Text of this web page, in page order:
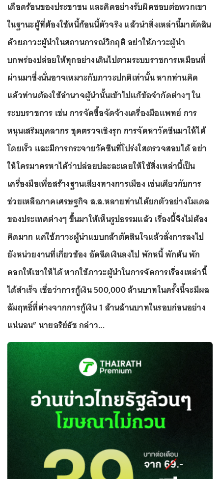
เดือดร้อนของประชาชน และคิดอย่างรับผิดชอบต่อพวกเขา
ในฐานะผู้ที่ต้องใช้หนี้ก้อนนี้ตัวจริง แล้วนำสิ่งเหล่านี้มาตัดสิน
ด้วยภาวะผู้นำในสถานการณ์วิกฤติ อย่าให้ภาวะผู้นำ
บกพร่องปล่อยให้ทุกอย่างเดินไปตามระบบราชการเหมือนที่
ผ่านมาซึ่งนั่นอาจเหมาะกับภาวะปกติเท่านั้น หากท่านคิด
แล้วท่านต้องใช้อำนาจผู้นำนั้นเข้าไปแก้ข้อจำกัดต่างๆ ใน
ระบบราชการ เช่น การจัดซื้อจัดจ้างเครื่องมือแพทย์ การ
หนุนเสริมบุคลากร ชุดตรวจเชิงรุก การจัดหาวัคซีนมาให้ได้
โดยเร็ว และมีการกระจายวัคซีนที่โปร่งใสตรวจสอบได้ อย่า
ให้ใครมาครหาได้ว่าปล่อยปละละเลยให้ใช้สิ่งเหล่านี้เป็น
เครื่องมือเพื่อสร้างฐานเสียงทางการเมือง เช่นเดียวกับการ
ช่วยเหลือภาคเศรษฐกิจ ส.ส.หลายท่านได้ยกตัวอย่างโมเดล
ของประเทศต่างๆ ขึ้นมาให้เห็นรูปธรรมแล้ว เรื่องนี้จึงไม่ต้อง
คิดมาก แค่ใช้ภาวะผู้นำแบบกล้าตัดสินใจแล้วสั่งการลงไป
ยังหน่วยงานที่เกี่ยวข้อง อัดฉีดเงินลงไป พักหนี้ พักต้น พัก
ดอกให้เขาให้ได้ หากใช้ภาวะผู้นำในการจัดการเรื่องเหล่านี้
ได้สำเร็จ เชื่อว่าการกู้เงิน 500,000 ล้านบาทในครั้งนี้จะมีผล
สัมฤทธิ์ที่ต่างจากการกู้เงิน 1 ล้านล้านบาทในรอบก่อนอย่าง
แน่นอน” นายอริย์ธัช กล่าว...